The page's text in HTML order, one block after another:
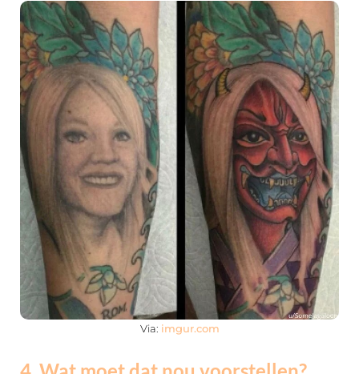
Via: imgur.com